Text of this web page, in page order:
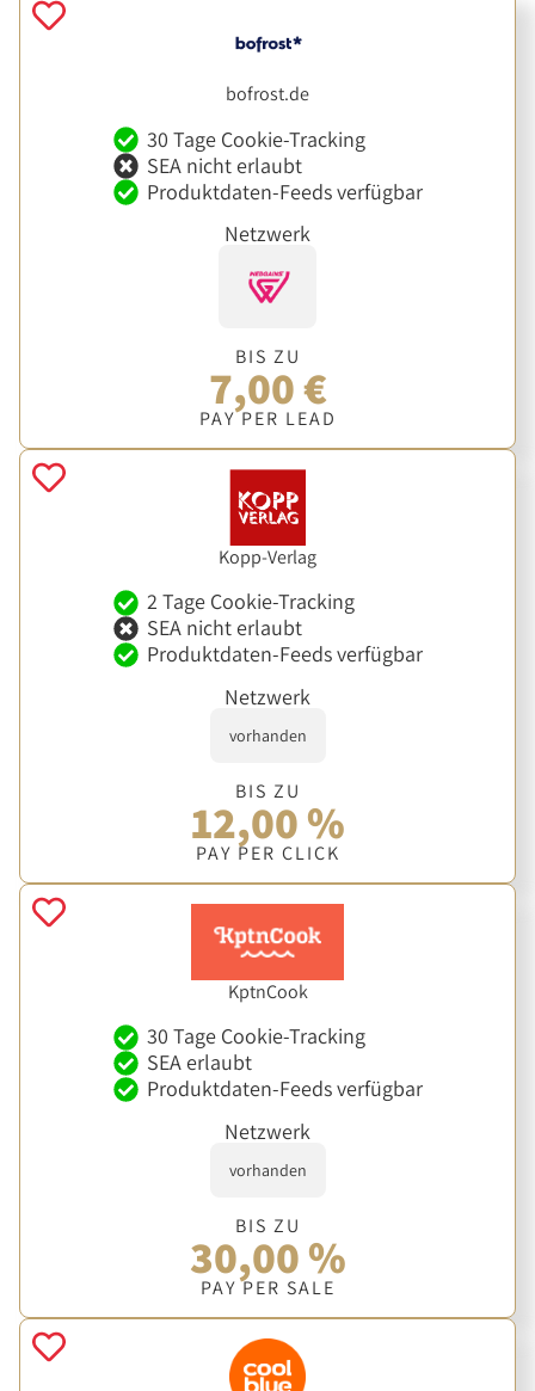
bofrost.de
30 Tage Cookie-Tracking
SEA nicht erlaubt
Produktdaten-Feeds verfügbar
Netzwerk
BIS ZU
7,00 €
PAY PER LEAD
Kopp-Verlag
2 Tage Cookie-Tracking
SEA nicht erlaubt
Produktdaten-Feeds verfügbar
Netzwerk
vorhanden
BIS ZU
12,00 %
PAY PER CLICK
KptnCook
30 Tage Cookie-Tracking
SEA erlaubt
Produktdaten-Feeds verfügbar
Netzwerk
vorhanden
BIS ZU
30,00 %
PAY PER SALE